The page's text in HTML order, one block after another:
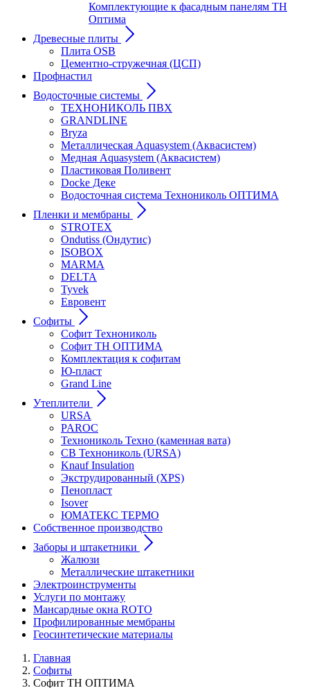
Комплектующие к фасадным панелям ТН
Оптима
Древесные плиты
Плита OSB
Цементно-стружечная (ЦСП)
Профнастил
Водосточные системы
ТЕХНОНИКОЛЬ ПВХ
GRANDLINE
Bryza
Металлическая Aquasystem (Аквасистем)
Медная Aquasystem (Аквасистем)
Пластиковая Поливент
Docke Деке
Водосточная система Технониколь ОПТИМА
Пленки и мембраны
STROTEX
Ondutiss (Ондутис)
ISOBOX
MARMA
DELTA
Tyvek
Евровент
Софиты
Софит Технониколь
Софит ТН ОПТИМА
Комплектация к софитам
Ю-пласт
Grand Line
Утеплители
URSA
PAROC
Технониколь Техно (каменная вата)
СВ Технониколь (URSA)
Knauf Insulation
Экструдированный (XPS)
Пенопласт
Isover
ЮМАТЕКС ТЕРМО
Собственное производство
Заборы и штакетники
Жалюзи
Металлические штакетники
Электроинструменты
Услуги по монтажу
Мансардные окна ROTO
Профилированные мембраны
Геосинтетические материалы
Главная
Софиты
Софит ТН ОПТИМА